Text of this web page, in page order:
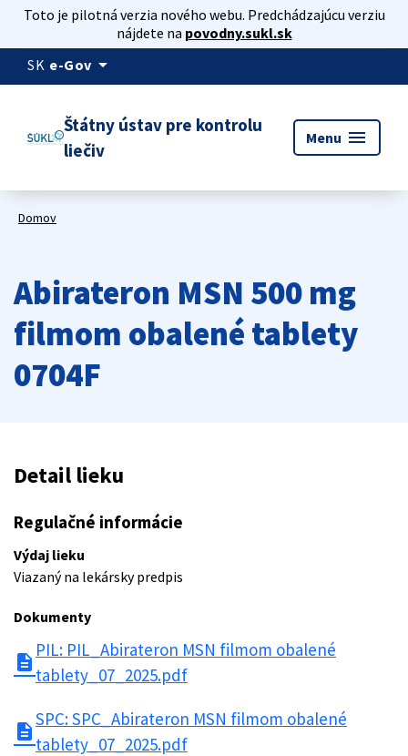
Toto je pilotná verzia nového webu. Predchádzajúcu verziu
nájdete na povodny.sukl.sk
SK e-Gov arrow_drop_down
Štátny ústav pre kontrolu
liečiv
Menu menu
Domov
Abirateron MSN 500 mg
filmom obalené tablety
0704F
Detail lieku
Regulačné informácie
Výdaj lieku
Viazaný na lekársky predpis
Dokumenty
description
PIL: PIL_Abirateron MSN filmom obalené
tablety_07_2025.pdf
description
SPC: SPC_Abirateron MSN filmom obalené
tablety_07_2025.pdf